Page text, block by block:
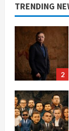
TRENDING 1
2